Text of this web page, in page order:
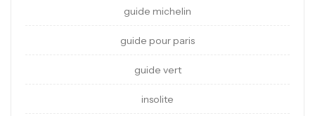
guide michelin
guide pour paris
guide vert
insolite